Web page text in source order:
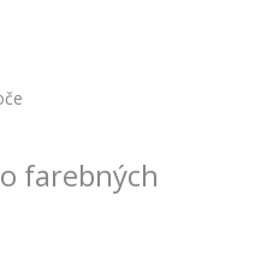
farebných